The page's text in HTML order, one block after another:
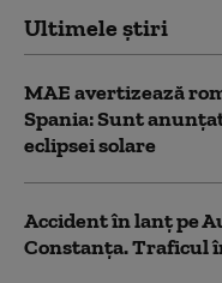
Ultimele știri
MAE avertizează
Spania: Sunt
eclipsei solare
Accident în lanț pe
Constanța. Traficul